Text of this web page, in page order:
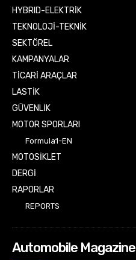
HYBRID-ELEKTRİK
TEKNOLOJİ-TEKNİK
SEKTÖREL
KAMPANYALAR
TİCARİ ARAÇLAR
LASTİK
GÜVENLİK
MOTOR SPORLARI
Formula1-EN
MOTOSİKLET
DERGİ
RAPORLAR
REPORTS
Automobile Magazine